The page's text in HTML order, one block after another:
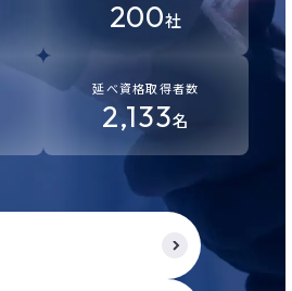
200社
延べ資格取得者数
2,133名